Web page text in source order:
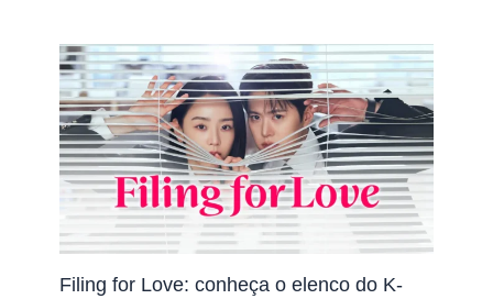
Filing for Love: conheça o elenco do K-